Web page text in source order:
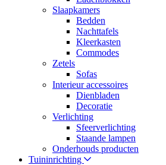
Slaapkamers
Bedden
Nachttafels
Kleerkasten
Commodes
Zetels
Sofas
Interieur accessoires
Dienbladen
Decoratie
Verlichting
Sfeerverlichting
Staande lampen
Onderhouds producten
Tuininrichting